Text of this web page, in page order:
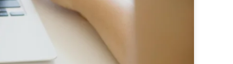
– custom werbelösungen, die genau die